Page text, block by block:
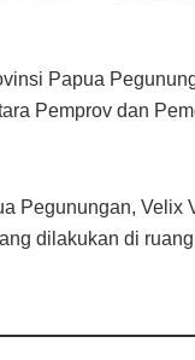
Papua
Pemprov dan
Pegunungan,
dilakukan di